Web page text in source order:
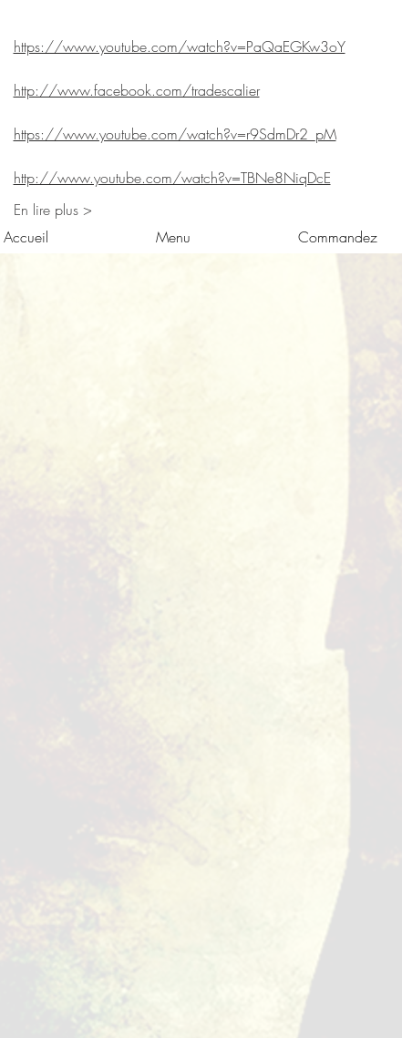
https://www.youtube.com/watch?v=PaQaEGKw3oY
http://www.facebook.com/tradescalier
https://www.youtube.com/watch?v=r9SdmDr2_pM
http://www.youtube.com/watch?v=TBNe8NiqDcE
En lire plus >
Accueil
Menu Commandez